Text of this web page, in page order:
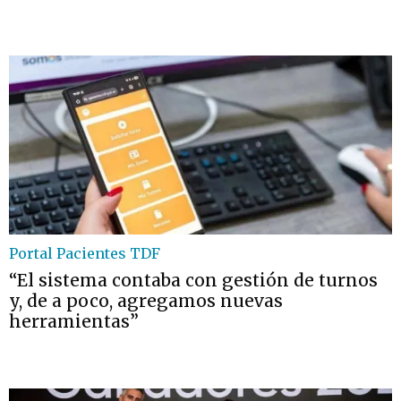
Portal Pacientes TDF
“El sistema contaba con gestión de turnos
y, de a poco, agregamos nuevas
herramientas”